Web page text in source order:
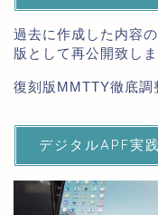
過去に作成した内容
版として再公開致しま
復刻版MMTTY徹底調
デジタルAPF実